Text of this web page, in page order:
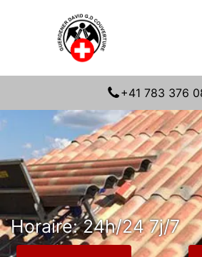
+41 783 376
Horaire: 24h/24 7j/7